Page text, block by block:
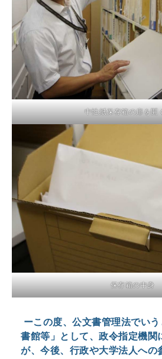
中性紙保存箱の扉を開
保存箱の中身
ーこの度、公文書管理法でい
書館等」として、政令指定機関
が、今後、行政や大学法人への